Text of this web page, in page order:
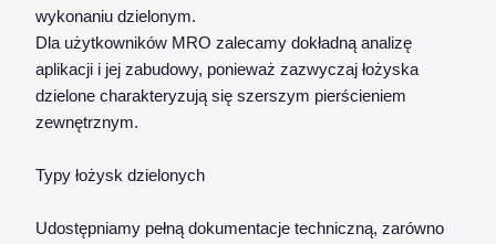
wykonaniu dzielonym.
Dla użytkowników MRO zalecamy dokładną analizę
aplikacji i jej zabudowy, ponieważ zazwyczaj łożyska
dzielone charakteryzują się szerszym pierścieniem
zewnętrznym.
Typy łożysk dzielonych
Udostępniamy pełną dokumentacje techniczną, zarówno